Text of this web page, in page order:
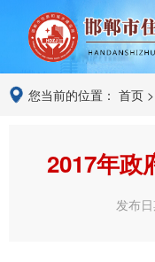
您当前的位置： 首页 >
2017年政
发布